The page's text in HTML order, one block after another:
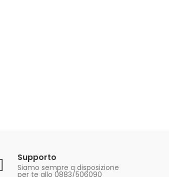
Supporto
Siamo sempre a disposizione
per te allo 0883/506090